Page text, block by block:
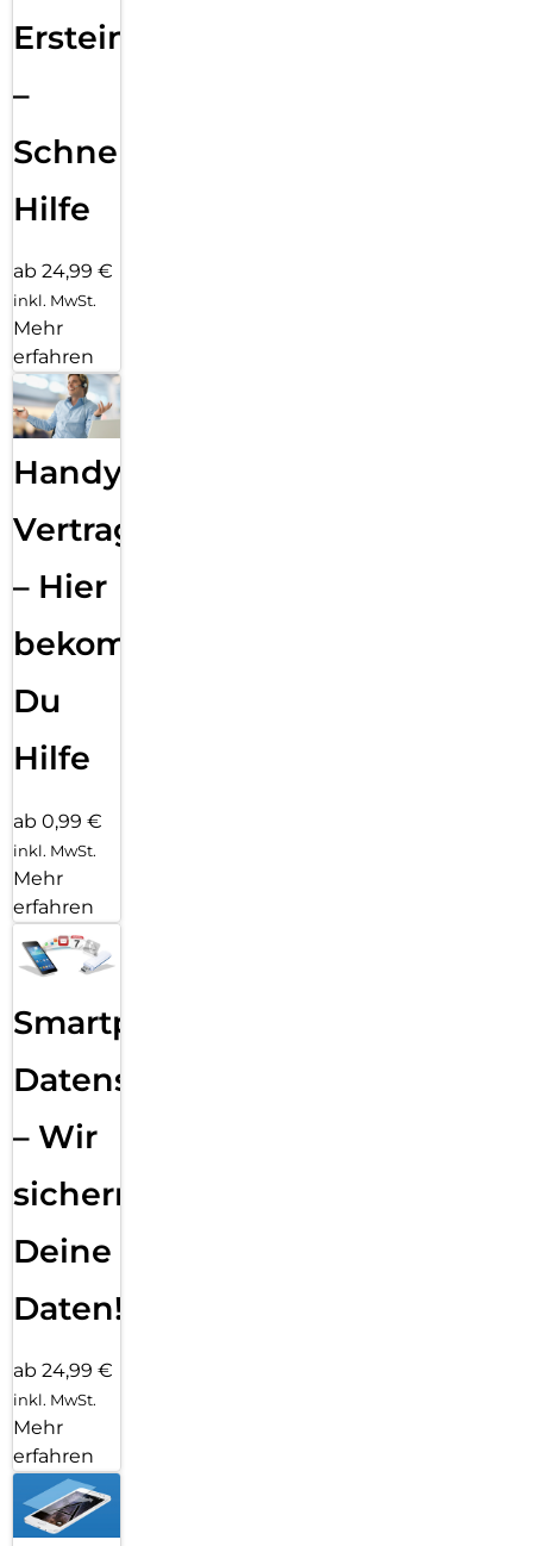
Ersteinrichtung
–
Schnelle
Hilfe
ab 24,99 €
inkl. MwSt.
Mehr
erfahren
Handy
Vertragsabwicklung
– Hier
bekommst
Du
Hilfe
ab 0,99 €
inkl. MwSt.
Mehr
erfahren
Smartphone
Datensicherung
– Wir
sichern
Deine
Daten!
ab 24,99 €
inkl. MwSt.
Mehr
erfahren